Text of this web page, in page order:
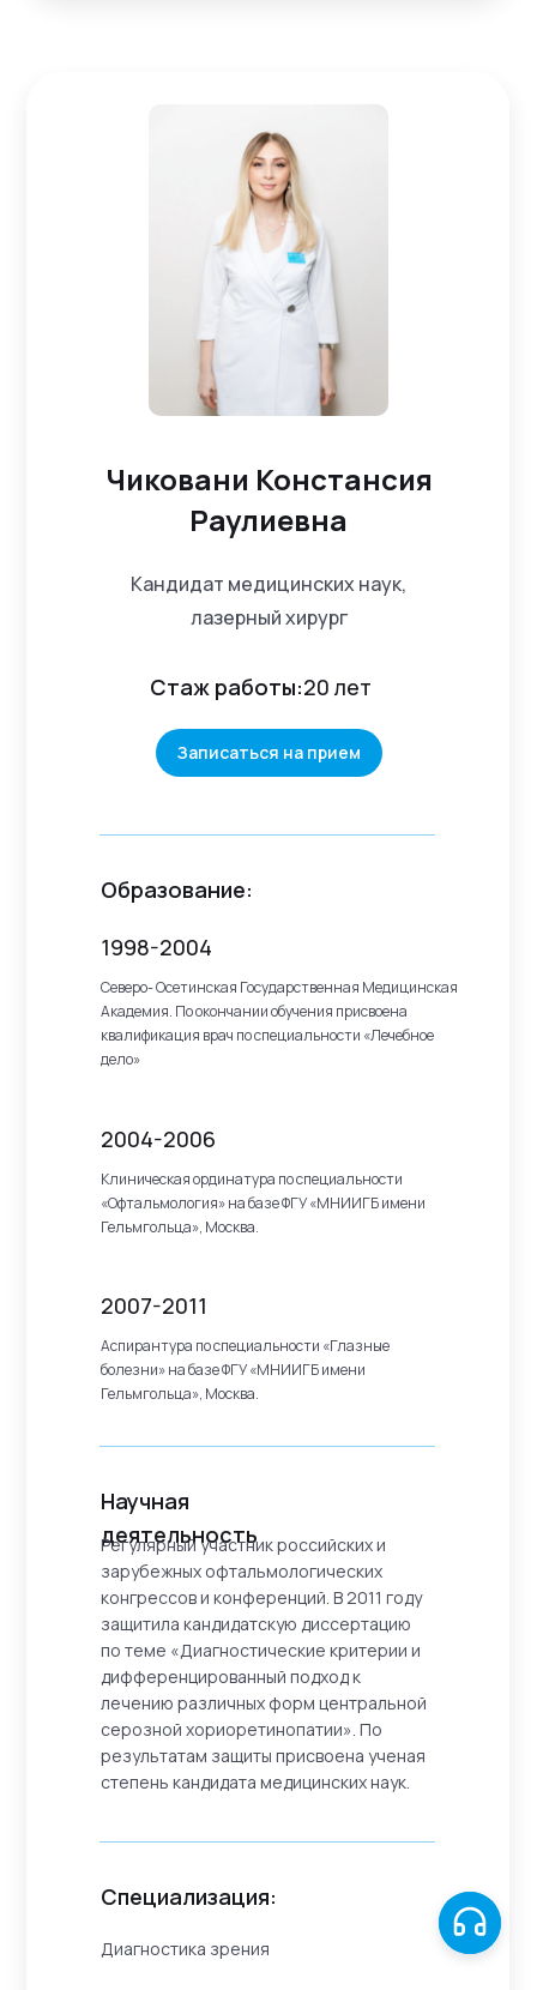
Чиковани Констансия
Раулиевна
Кандидат медицинских наук,
лазерный хирург
Научная
деятельность
Регулярный участник российских и
зарубежных офтальмологических
конгрессов и конференций. В 2011 году
защитила кандидатскую диссертацию
по теме «Диагностические критерии и
дифференцированный подход к
лечению различных форм центральной
серозной хориоретинопатии». По
результатам защиты присвоена ученая
степень кандидата медицинских наук.
Стаж работы:20 лет
Записаться на прием
Специализация:
Диагностика зрения
Образование:
1998-2004
Северо- Осетинская Государственная Медицинская
Академия. По окончании обучения присвоена
квалификация врач по специальности «Лечебное
дело»
2004-2006
Клиническая ординатура по специальности
«Офтальмология» на базе ФГУ «МНИИГБ имени
Гельмгольца», Москва.
2007-2011
Аспирантура по специальности «Глазные
болезни» на базе ФГУ «МНИИГБ имени
Гельмгольца», Москва.